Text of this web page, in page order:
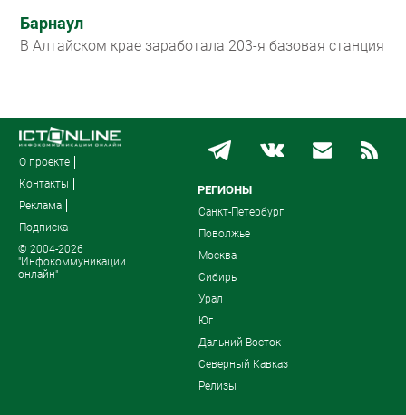
Барнаул
В Алтайском крае заработала 203-я базовая станция
О проекте
Контакты
Реклама
Подписка
© 2004-2026
"Инфокоммуникации
онлайн"
РЕГИОНЫ
Санкт-Петербург
Поволжье
Москва
Сибирь
Урал
Юг
Дальний Восток
Северный Кавказ
Релизы